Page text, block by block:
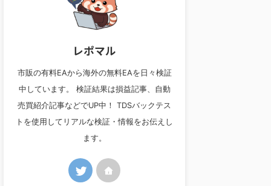
レポマル
市販の有料EAから海外の無料EAを日々検証
中しています。 検証結果は損益記事、自動
売買紹介記事などでUP中！ TDSバックテス
トを使用してリアルな検証・情報をお伝えし
ます。